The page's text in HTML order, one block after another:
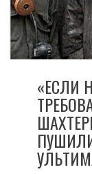
«ЕСЛИ